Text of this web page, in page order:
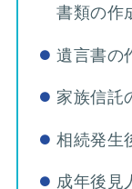
書類の作
遺言書の
家族信託
相続発生
成年後見